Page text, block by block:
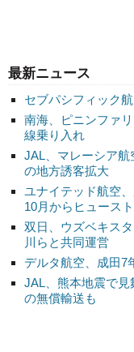
最新ニュース
セブパシフィック
南海、ピニンファ
線乗り入れ
JAL、マレーシア
の地方誘客拡大
ユナイテッド航空
10月からヒュース
双日、ウズベキス
川らと共同運営
デルタ航空、成田
JAL、熊本地震で
の無償輸送も